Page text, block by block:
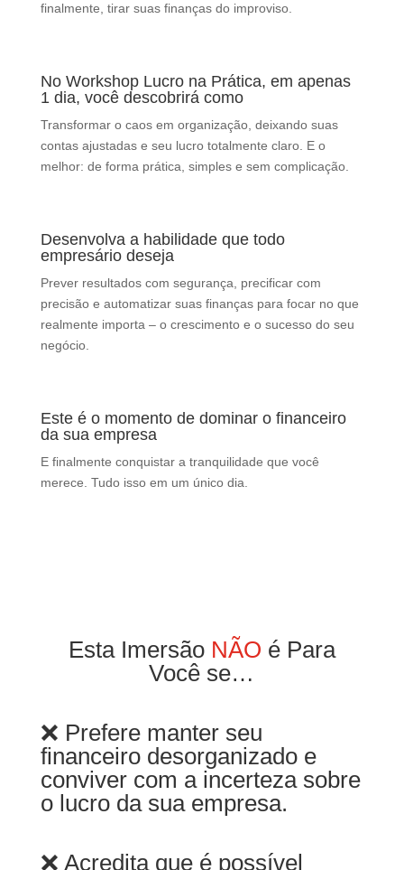
finalmente, tirar suas finanças do improviso.
No Workshop Lucro na Prática, em apenas
1 dia, você descobrirá como
Transformar o caos em organização, deixando suas
contas ajustadas e seu lucro totalmente claro. E o
melhor: de forma prática, simples e sem complicação.
Desenvolva a habilidade que todo
empresário deseja
Prever resultados com segurança, precificar com
precisão e automatizar suas finanças para focar no que
realmente importa – o crescimento e o sucesso do seu
negócio.
Este é o momento de dominar o financeiro
da sua empresa
E finalmente conquistar a tranquilidade que você
merece. Tudo isso em um único dia.
Esta Imersão NÃO é Para
Você se…
❌ Prefere manter seu
financeiro desorganizado e
conviver com a incerteza sobre
o lucro da sua empresa.
❌ Acredita que é possível